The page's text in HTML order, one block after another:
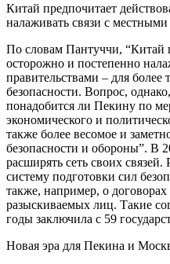
Китай предпочитает
налаживать связи с местными
По словам Пантуччи, “Китай
осторожно и постепенно
правительствами – для более
безопасности. Вопрос,
понадобится ли Пекину по
экономического и
также более весомое и
безопасности и обороны”. В
расширять сеть своих
систему подготовки сил
также, например, о
разыскиваемых лиц. Такие
годы заключила с 59
Новая эра для Пекина и